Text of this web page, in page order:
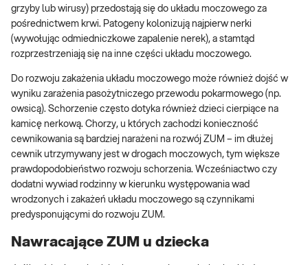
grzyby lub wirusy) przedostają się do układu moczowego za
pośrednictwem krwi. Patogeny kolonizują najpierw nerki
(wywołując odmiedniczkowe zapalenie nerek), a stamtąd
rozprzestrzeniają się na inne części układu moczowego.
Do rozwoju zakażenia układu moczowego może również dojść w
wyniku zarażenia pasożytniczego przewodu pokarmowego (np.
owsicą). Schorzenie często dotyka również dzieci cierpiące na
kamicę nerkową. Chorzy, u których zachodzi konieczność
cewnikowania są bardziej narażeni na rozwój ZUM – im dłużej
cewnik utrzymywany jest w drogach moczowych, tym większe
prawdopodobieństwo rozwoju schorzenia. Wcześniactwo czy
dodatni wywiad rodzinny w kierunku występowania wad
wrodzonych i zakażeń układu moczowego są czynnikami
predysponującymi do rozwoju ZUM.
Nawracające ZUM u dziecka